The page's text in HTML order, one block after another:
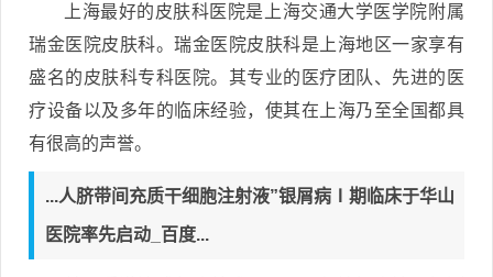
上海最好的皮肤科医院是上海交通大学医学院附属
瑞金医院皮肤科。瑞金医院皮肤科是上海地区一家享有
盛名的皮肤科专科医院。其专业的医疗团队、先进的医
疗设备以及多年的临床经验，使其在上海乃至全国都具
有很高的声誉。
...人脐带间充质干细胞注射液”银屑病Ⅰ期临床于华山
医院率先启动_百度...